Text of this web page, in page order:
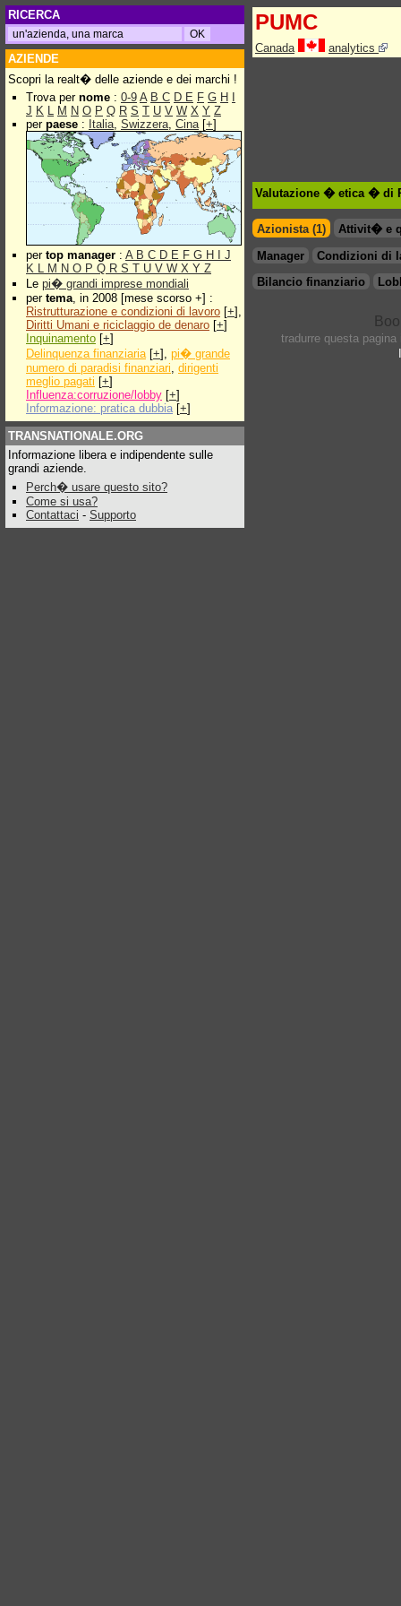
RICERCA
AZIENDE
Scopri la realt� delle aziende e dei marchi !
Trova per nome : 0-9 A B C D E F G H
J K L M N O P Q R S T U V W X Y Z
per paese : Italia, Swizzera, Cina[+]
per top manager : A B C D E F G H
J
K L M N O P Q R S T U V W X Y Z
Le pi� grandi imprese mondiali
per tema, in 2008 [mese scorso +] :
Ristrutturazione e condizioni di lavoro [+],
Diritti Umani e riciclaggio de denaro [+]
Inquinamento [+]
Delinquenza finanziaria[+], pi� grande
numero di paradisi finanziari, dirigenti
meglio pagati [+]
Influenza:corruzione/lobby [+]
Informazione: pratica dubbia [+]
TRANSNATIONALE.ORG
Informazione libera e indipendente sulle
grandi aziende.
Perch� usare questo sito?
Come si usa?
Contattaci - Supporto
PUMC
Canada analytics
Valutazione � etica � di
Azionista (1)
Attivit� e
Manager
Condizioni di
Bilancio finanziario
tradurre questa